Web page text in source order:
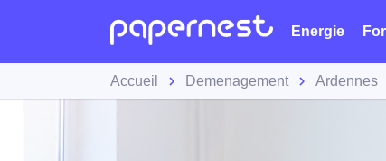
Energie
Accueil Demenagement Ardennes